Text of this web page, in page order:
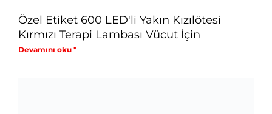
Özel Etiket 600 LED'li Yakın Kızılötesi
Kırmızı Terapi Lambası Vücut İçin
Devamını oku "